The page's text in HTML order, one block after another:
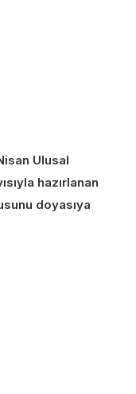
Ulusal
hazırlanan
doyasıya